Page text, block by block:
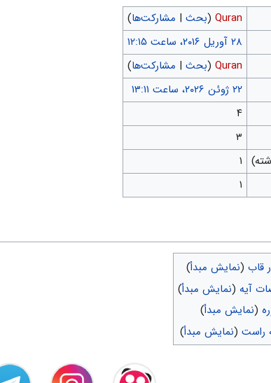
Quran
(بحث| مشارکت‌ها)
Quran
(بحث| مشارکت‌ها)
۴
۳
۱
۱
قاب(نمایش مبدأ)
آیه(نمایش مبدأ)
(نمایش مبدأ)
راست(نمایش مبدأ)